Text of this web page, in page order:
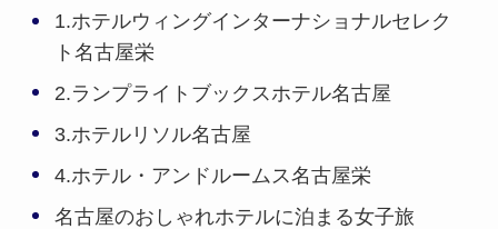
1.ホテルウィングインターナショナルセレク
ト名古屋栄
2.ランプライトブックスホテル名古屋
3.ホテルリソル名古屋
4.ホテル・アンドルームス名古屋栄
名古屋のおしゃれホテルに泊まる女子旅